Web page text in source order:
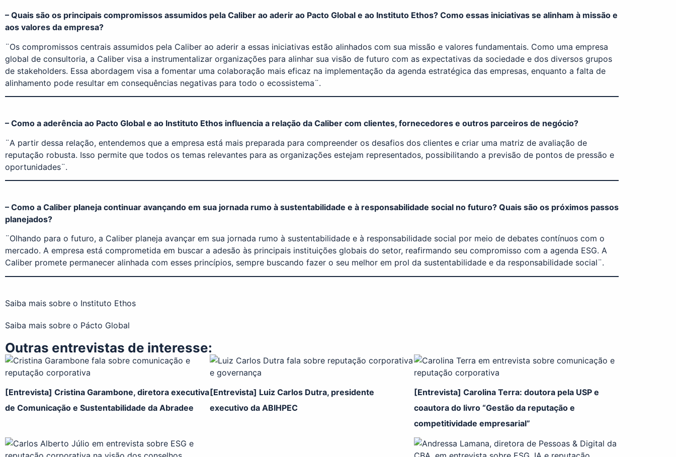
– Quais são os principais compromissos assumidos pela Caliber ao aderir ao Pacto Global e ao Instituto Ethos? Como essas iniciativas se alinham à missão e
aos valores da empresa?
¨Os compromissos centrais assumidos pela Caliber ao aderir a essas iniciativas estão alinhados com sua missão e valores fundamentais. Como uma empresa
global de consultoria, a Caliber visa a instrumentalizar organizações para alinhar sua visão de futuro com as expectativas da sociedade e dos diversos grupos
de stakeholders. Essa abordagem visa a fomentar uma colaboração mais eficaz na implementação da agenda estratégica das empresas, enquanto a falta de
alinhamento pode resultar em consequências negativas para todo o ecossistema¨.
– Como a aderência ao Pacto Global e ao Instituto Ethos influencia a relação da Caliber com clientes, fornecedores e outros parceiros de negócio?
¨A partir dessa relação, entendemos que a empresa está mais preparada para compreender os desafios dos clientes e criar uma matriz de avaliação de
reputação robusta. Isso permite que todos os temas relevantes para as organizações estejam representados, possibilitando a previsão de pontos de pressão e
oportunidades¨.
– Como a Caliber planeja continuar avançando em sua jornada rumo à sustentabilidade e à responsabilidade social no futuro? Quais são os próximos passos
planejados?
¨Olhando para o futuro, a Caliber planeja avançar em sua jornada rumo à sustentabilidade e à responsabilidade social por meio de debates contínuos com o
mercado. A empresa está comprometida em buscar a adesão às principais instituições globais do setor, reafirmando seu compromisso com a agenda ESG. A
Caliber promete permanecer alinhada com esses princípios, sempre buscando fazer o seu melhor em prol da sustentabilidade e da responsabilidade social¨.
Saiba mais sobre o Instituto Ethos
Saiba mais sobre o Pácto Global
Outras entrevistas de interesse:
[Entrevista] Cristina Garambone, diretora executiva
de Comunicação e Sustentabilidade da Abradee
[Entrevista] Luiz Carlos Dutra, presidente
executivo da ABIHPEC
[Entrevista] Carolina Terra: doutora pela USP e
coautora do livro “Gestão da reputação e
competitividade empresarial”